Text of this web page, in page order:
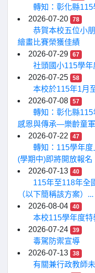
轉知：彰化縣
2026-07-20
78
恭賀本校五位小
繪畫比賽榮獲佳績
2026-07-29
67
社頭國小115學
2026-07-25
58
本校於115年1月
2026-07-08
57
轉知：彰化縣
感恩與傳承—樂齡童
2026-07-22
47
轉知：115學年
(學期中)即將開放報名
2026-07-13
40
115年至118年全
（以下簡稱該方案）...
2026-08-04
40
本校115學年度
2026-07-24
39
毒駕防禦宣導
2026-07-13
38
有關兼行政教師